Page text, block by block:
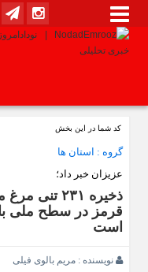
کد شما در این بخش
گروه : استان ها
عزیزان خبر داد؛
ذخیره ۲۳۱
قرمز در سطح ملی
است
نویسنده : مریم بالوی فیلی